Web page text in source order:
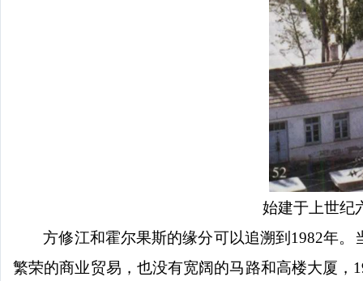
始建于上世纪
方修江和霍尔果斯的缘分可以追溯到 1982年。
繁荣的商业贸易，也没有宽阔的马路和高楼大厦